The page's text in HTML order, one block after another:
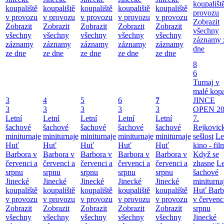
koupaliště
v provozu
Zobrazit
všechny
záznamy
ze dne
koupaliště
v provozu
Zobrazit
všechny
záznamy
ze dne
koupaliště
v provozu
Zobrazit
všechny
záznamy
ze dne
koupaliště
v provozu
Zobrazit
všechny
záznamy
ze dne
koupaliště
v provozu
Zobrazit
všechny
záznamy
ze dne
provozu
Zobrazit
všechny
záznamy
dne
3
3
Letní
šachové
miniturnaje
Huť
Barbora v
červenci a
srpnu
Jinecké
koupaliště
v provozu
Zobrazit
všechny
4
3
Letní
šachové
miniturnaje
Huť
Barbora v
červenci a
srpnu
Jinecké
koupaliště
v provozu
Zobrazit
všechny
5
3
Letní
šachové
miniturnaje
Huť
Barbora v
červenci a
srpnu
Jinecké
koupaliště
v provozu
Zobrazit
všechny
6
3
Letní
šachové
miniturnaje
Huť
Barbora v
červenci a
srpnu
Jinecké
koupaliště
v provozu
Zobrazit
všechny
7
3
Letní
šachové
miniturnaje
Huť
Barbora v
červenci a
srpnu
Jinecké
koupaliště
v provozu
Zobrazit
všechny
8
6
Turnaj v
malé
JINCE
OPEN
7.
sešlost
kino -
Když se
zhasne
šachové
Huť
v
srpnu
Jinecké